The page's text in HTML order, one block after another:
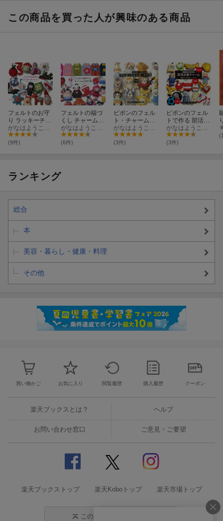
この商品を買った人が興味のある商品
フェルトのお守
り ラッキーチャ
ーム
がなはようこ・辻岡ピギー：ピポン
(9件)
フェルトの福づ
くし チャームと
お守り袋
がなはようこ・辻岡ピギー：ピポン
(6件)
ピポンのフェル
ト・チャーム
ワンコ・ニャン
コ・インコ
がなはようこ：ピポン
(3件)
ピポンのフェル
トで作る 部活応
援チャーム
がなはようこ：ピポン
(3件)
ランキング
総合
本
美容・暮らし・健康・料理
その他
買い物かご お気に入り 閲覧履歴 購入履歴 クーポン
楽天ブックスとは？ ヘルプ
お問い合わせ窓口 ご意見・ご要望
楽天ブックストップ 楽天Koboトップ 楽天市場トップ
このページの先頭に戻る